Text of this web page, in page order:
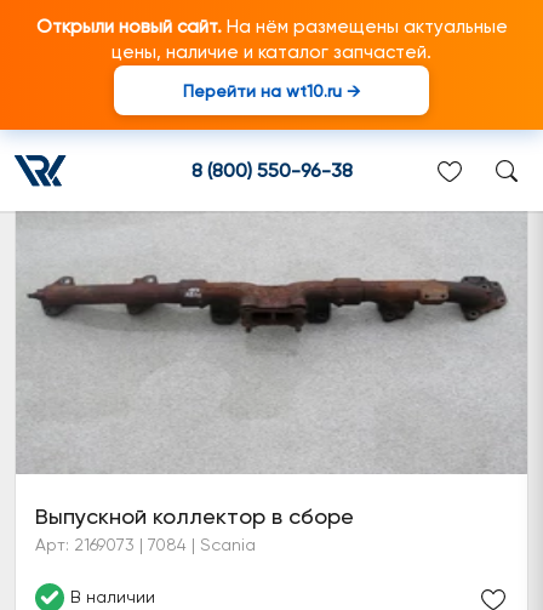
Открыли новый сайт.На нём размещены актуальные
цены, наличие и каталог запчастей.
Перейти на wt10.ru →
8 (800) 550-96-38
Выпускной коллектор центральный
Выпускной коллектор в сборе
Арт: 2169073 | 7084 | Scania
В наличии